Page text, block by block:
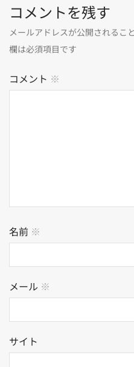
コメントを残す
メールアドレスが公開されるこ
欄は必須項目です
コメント ※
名前 ※
メール ※
サイト